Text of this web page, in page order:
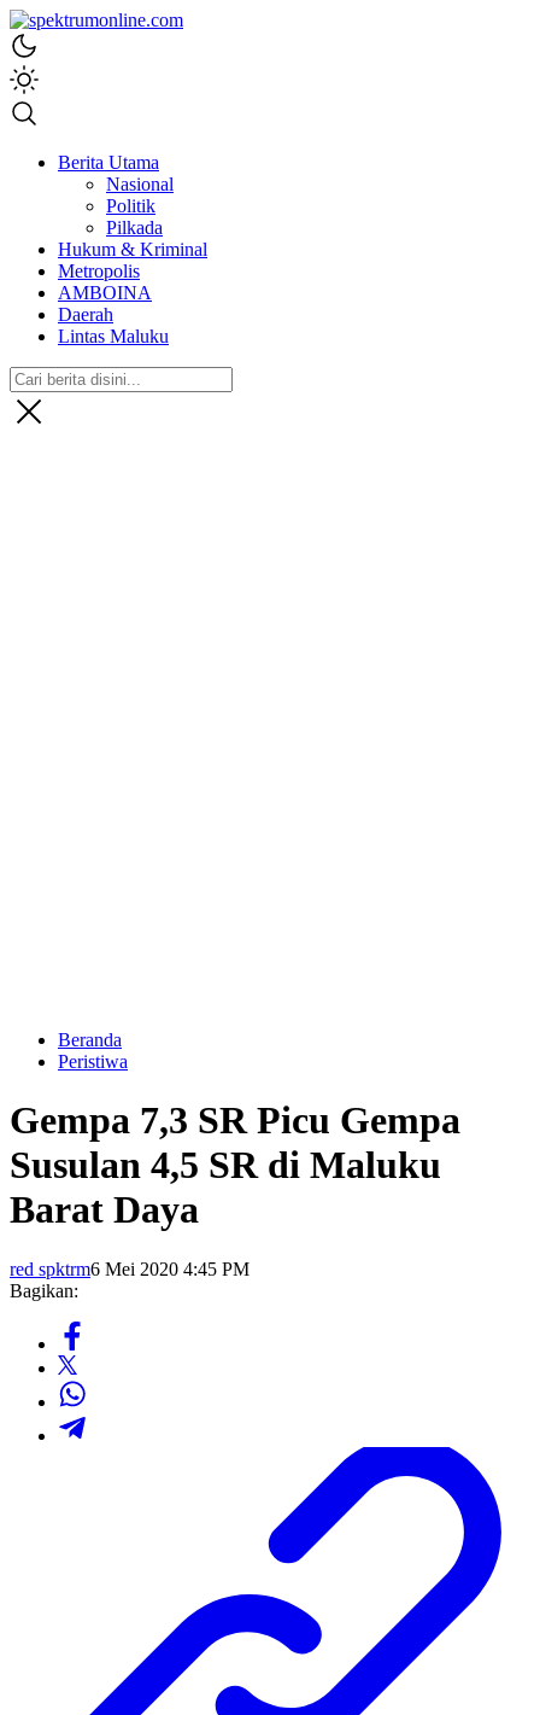
spektrumonline.com
Berita Utama
Nasional
Politik
Pilkada
Hukum & Kriminal
Metropolis
AMBOINA
Daerah
Lintas Maluku
Beranda
Peristiwa
Gempa 7,3 SR Picu Gempa
Susulan 4,5 SR di Maluku
Barat Daya
red spktrm6 Mei 2020 4:45 PM
Bagikan: